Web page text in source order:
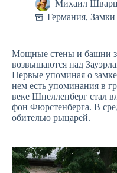
Михаил Шварц
Германия, Замки
Мощные стены и башни
возвышаются над
Первые упоминая о
нем есть упоминания в
веке Шнелленберг стал
фон Фюрстенберга. В
обителью рыцарей.